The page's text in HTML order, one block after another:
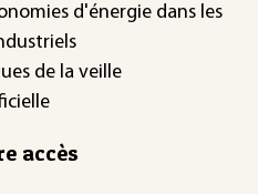
d'énergie dans les
de la veille
accès